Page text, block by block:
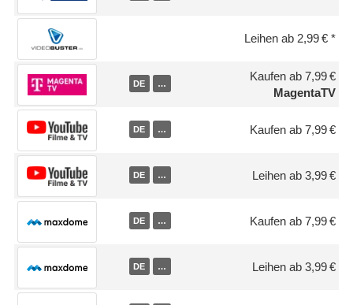
Leihen ab 2,99 €
DE …
Kaufen ab 7,99 €
MagentaTV
DE … Kaufen ab 7,99 €
DE … Leihen ab 3,99 €
DE … Kaufen ab 7,99 €
DE … Leihen ab 3,99 €